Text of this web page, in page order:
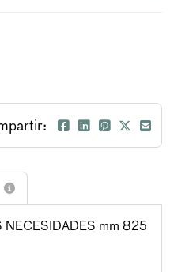
NECESIDADES mm 825